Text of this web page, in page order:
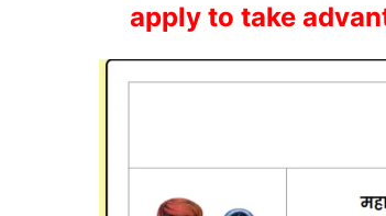
apply to take